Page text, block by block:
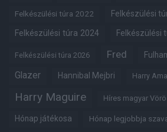
Felkészülési túra 2022 Felkészülési
Felkészülési túra 2024 Felkészülési
Felkészülési túra 2026 Fred
Glazer Hannibal Mejbri Harry
Harry Maguire Híres magyar
Hónap játékosa Hónap legjobbja